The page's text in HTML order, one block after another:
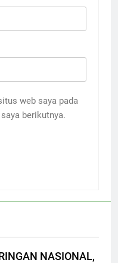
web saya pada
berikutnya.
NASIONAL,